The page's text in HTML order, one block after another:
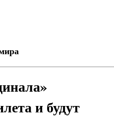
и будут